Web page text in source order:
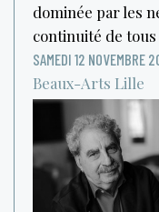
dominée par les
continuité de tous
SAMEDI 12 NOVEMBRE
Beaux-Arts Lille